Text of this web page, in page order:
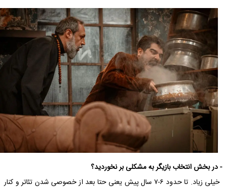
- در بخش انتخاب بازیگر به مشکلی بر نخوردید؟
خیلی زیاد. تا حدود ۶-۷ سال پیش یعنی حتا بعد از خصوصی شدن تئاتر و کنار